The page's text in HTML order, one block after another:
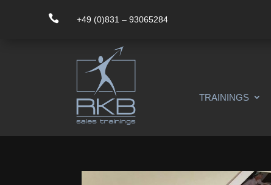
 +49 (0)831 – 93065284
TRAININGS